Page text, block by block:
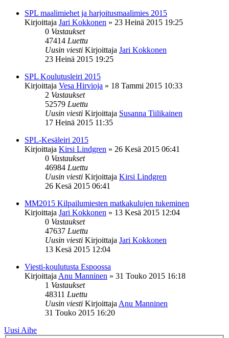
SPL maalimiehet ja harjoitusmaalimies 2015
Kirjoittaja Jari Kokkonen » 23 Heinä 2015 19:25
0 Vastaukset
47414 Luettu
Uusin viesti Kirjoittaja Jari Kokkonen
23 Heinä 2015 19:25
SPL Koulutusleiri 2015
Kirjoittaja Vesa Hirvioja » 18 Tammi 2015 10:33
2 Vastaukset
52579 Luettu
Uusin viesti Kirjoittaja Susanna Tiilikainen
17 Heinä 2015 11:35
SPL-Kesäleiri 2015
Kirjoittaja Kirsi Lindgren » 26 Kesä 2015 06:41
0 Vastaukset
46984 Luettu
Uusin viesti Kirjoittaja Kirsi Lindgren
26 Kesä 2015 06:41
MM2015 Kilpailumiesten matkakulujen tukeminen
Kirjoittaja Jari Kokkonen » 13 Kesä 2015 12:04
0 Vastaukset
47637 Luettu
Uusin viesti Kirjoittaja Jari Kokkonen
13 Kesä 2015 12:04
Viesti-koulutusta Espoossa
Kirjoittaja Anu Manninen » 31 Touko 2015 16:18
1 Vastaukset
48311 Luettu
Uusin viesti Kirjoittaja Anu Manninen
31 Touko 2015 16:20
Uusi Aihe